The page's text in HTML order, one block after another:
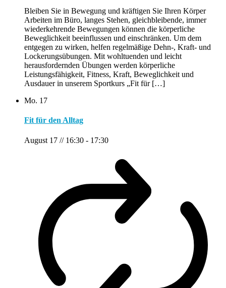
Bleiben Sie in Bewegung und kräftigen Sie Ihren Körper
Arbeiten im Büro, langes Stehen, gleichbleibende, immer
wiederkehrende Bewegungen können die körperliche
Beweglichkeit beeinflussen und einschränken. Um dem
entgegen zu wirken, helfen regelmäßige Dehn-, Kraft- und
Lockerungsübungen. Mit wohltuenden und leicht
herausfordernden Übungen werden körperliche
Leistungsfähigkeit, Fitness, Kraft, Beweglichkeit und
Ausdauer in unserem Sportkurs „Fit für […]
Mo. 17
Fit für den Alltag
August 17 // 16:30 - 17:30